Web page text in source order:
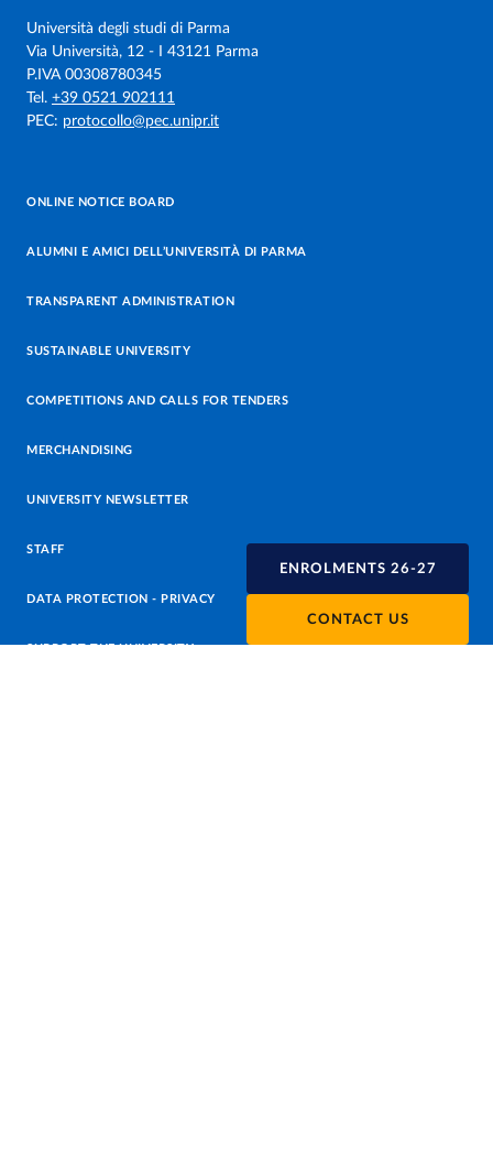
ENROLMENTS 26-27
CONTACT US
Università degli studi di Parma
Via Università, 12 - I 43121 Parma
P.IVA 00308780345
Tel. +39 0521 902111
PEC: protocollo@pec.unipr.it
ONLINE NOTICE BOARD
ALUMNI E AMICI DELL’UNIVERSITÀ DI PARMA
TRANSPARENT ADMINISTRATION
SUSTAINABLE UNIVERSITY
COMPETITIONS AND CALLS FOR TENDERS
MERCHANDISING
UNIVERSITY NEWSLETTER
STAFF
DATA PROTECTION - PRIVACY
SUPPORT THE UNIVERSITY